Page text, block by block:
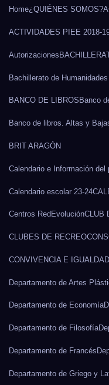
Home¿QUIÉNES SOMOS?
ACTIVIDADES PIEE 2018-
Autorizaciones
Bachillerato de
BANCO DE LIBROS Banco
Banco de libros. Altas y
BRIT ARAGÓN
Calendario e Información del
Calendario escolar 23-24
Centros RedEvoluciónCLUB
CLUBES DE RECREO
CONVIVENCIA E IGUALDAD
Departamento de Artes
Departamento de Economía
Departamento de Filosofía
Departamento de Francés
Departamento de Griego y